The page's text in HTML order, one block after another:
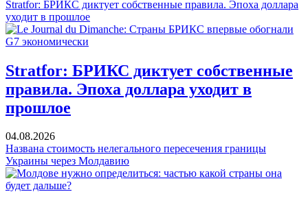
Stratfor: БРИКС диктует собственные правила. Эпоха доллара
уходит в прошлое
Stratfor: БРИКС диктует собственные
правила. Эпоха доллара уходит в
прошлое
04.08.2026
Названа стоимость нелегального пересечения границы
Украины через Молдавию